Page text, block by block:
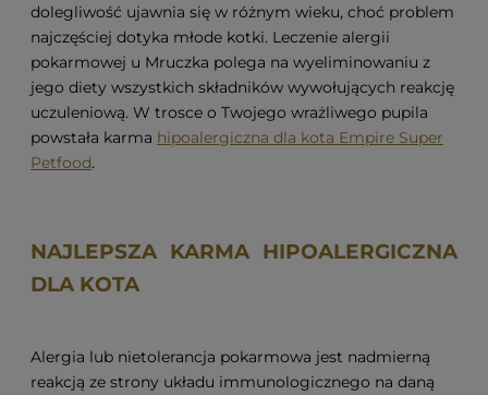
dolegliwość ujawnia się w różnym wieku, choć problem
najczęściej dotyka młode kotki. Leczenie alergii
pokarmowej u Mruczka polega na wyeliminowaniu z
jego diety wszystkich składników wywołujących reakcję
uczuleniową. W trosce o Twojego wrażliwego pupila
powstała karma hipoalergiczna dla kota Empire Super
Petfood.
NAJLEPSZA KARMA HIPOALERGICZNA
DLA KOTA
Alergia lub nietolerancja pokarmowa jest nadmierną
reakcją ze strony układu immunologicznego na daną